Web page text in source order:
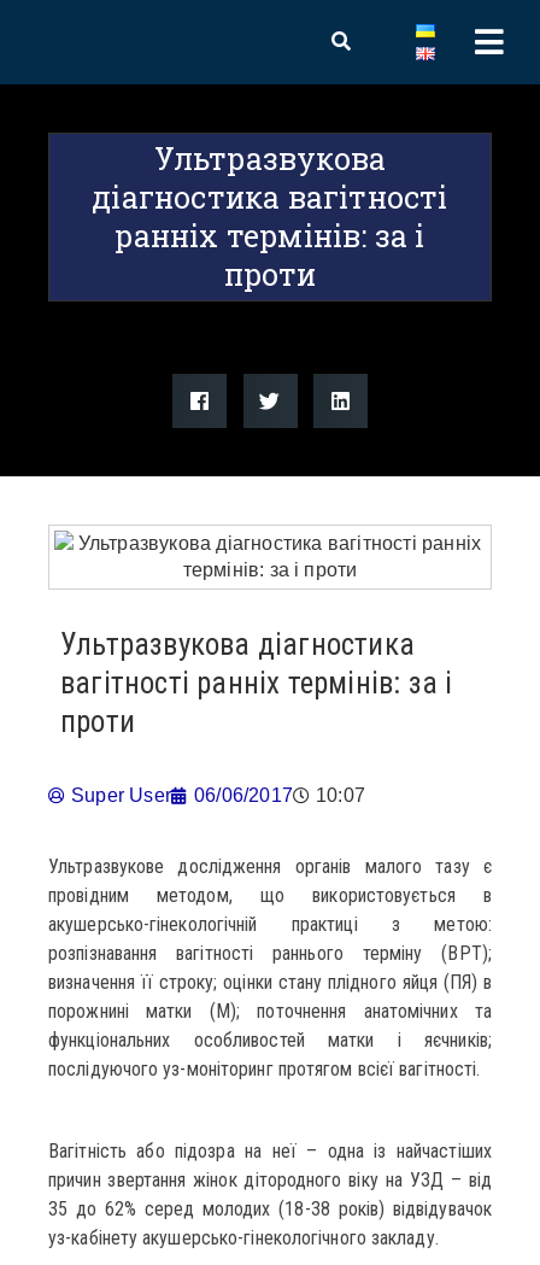
Ультразвукова
діагностика вагітності
ранніх термінів: за і
проти
Ультразвукова діагностика
вагітності ранніх термінів: за і
проти
Super User 06/06/2017 10:07
Ультразвукове дослідження органів малого тазу є
провідним методом, що використовується в
акушерсько-гінекологічній практиці з метою:
розпізнавання вагітності раннього терміну (ВРТ);
визначення її строку; оцінки стану плідного яйця (ПЯ) в
порожнині матки (М); поточнення анатомічних та
функціональних особливостей матки і яєчників;
послідуючого уз-моніторинг протягом всієї вагітності.
Вагітність або підозра на неї – одна із найчастіших
причин звертання жінок дітородного віку на УЗД – від
35 до 62% серед молодих (18-38 років) відвідувачок
уз-кабінету акушерсько-гінекологічного закладу.